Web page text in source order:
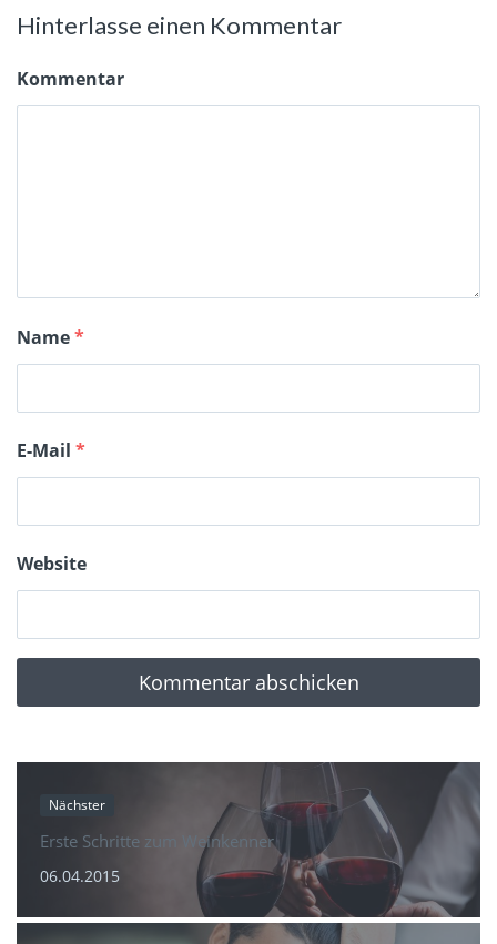
Hinterlasse einen Kommentar
Kommentar
Name*
E-Mail *
Website
Nächster
Erste Schritte zum Weinkenner
06.04.2015